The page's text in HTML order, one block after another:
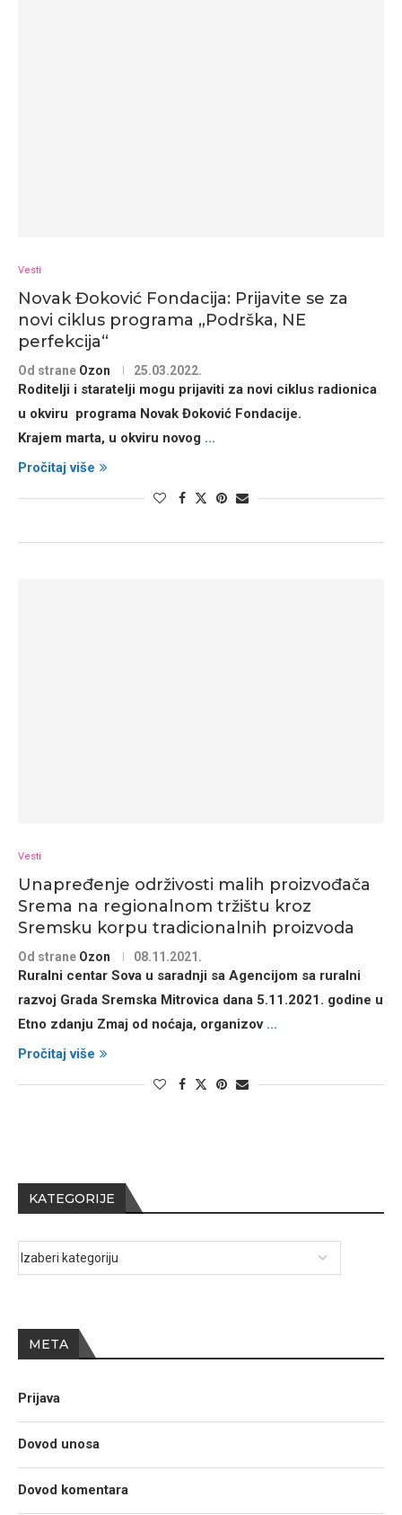
Vesti
Novak Đoković Fondacija: Prijavite se za
novi ciklus programa „Podrška, NE
perfekcija“
Od strane Ozon 25.03.2022.
Roditelji i staratelji mogu prijaviti za novi ciklus radionica
u okviru programa Novak Đoković Fondacije.
Krajem marta, u okviru novog ...
Pročitaj više
Vesti
Unapređenje održivosti malih proizvođača
Srema na regionalnom tržištu kroz
Sremsku korpu tradicionalnih proizvoda
Od strane Ozon 08.11.2021.
Ruralni centar Sova u saradnji sa Agencijom sa ruralni
razvoj Grada Sremska Mitrovica dana 5.11.2021. godine u
Etno zdanju Zmaj od noćaja, organizov ...
Pročitaj više
KATEGORIJE
META
Prijava
Dovod unosa
Dovod komentara